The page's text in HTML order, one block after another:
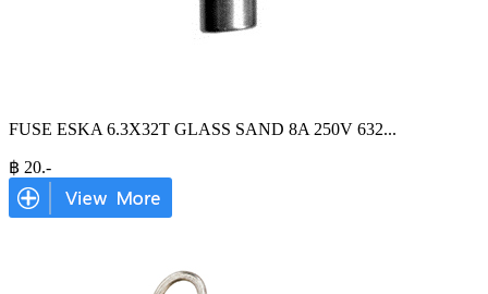
FUSE ESKA 6.3X32T GLASS SAND 8A 250V 632...
฿ 20.-